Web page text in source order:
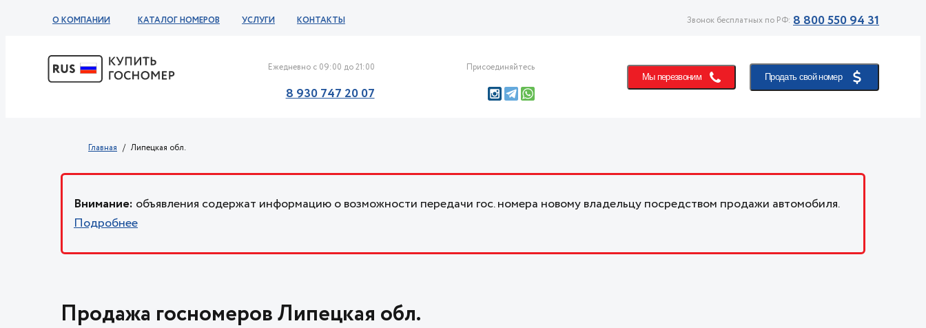
О КОМПАНИИ КАТАЛОГ НОМЕРОВ УСЛУГИ КОНТАКТЫ Звонок бесплатных по РФ: 8 800 550 94 31
Ежедневно с 09:00 до 21:00
8 930 747 20 07
Присоединяйтесь
Мы перезвоним Продать свой номер
Главная Липецкая обл.
Внимание: объявления содержат информацию о возможности передачи гос. номера новому владельцу посредством продажи автомобиля.
Подробнее
Продажа госномеров Липецкая обл.